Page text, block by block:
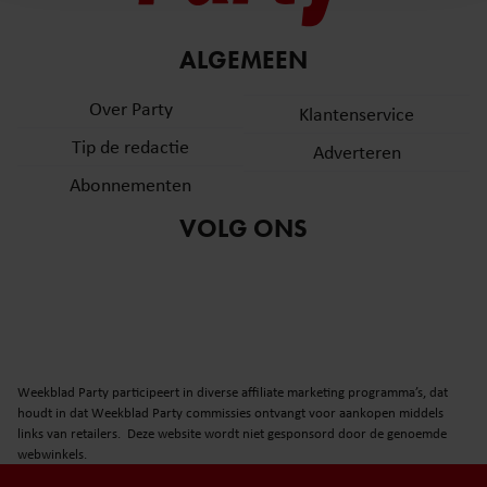
informatie over uw gebruik van onze site met onze
partners voor social media, adverteren en analyse. Deze
informatie die u aan ze heeft verstrekt of die ze hebben
gaat akkoord met onze cookies als u onze website blijft
gebruiken.
ALGEMEEN
Over Party
Tip de redactie
Abonnementen
Klantenservice
Adverteren
VOLG ONS
Weekblad Party participeert in diverse affiliate marketing programma’s, dat
houdt in dat Weekblad Party commissies ontvangt voor aankopen middels
links van retailers. Deze website wordt niet gesponsord door de genoemde
webwinkels.